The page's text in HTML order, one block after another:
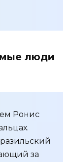
люди
Ронис
за